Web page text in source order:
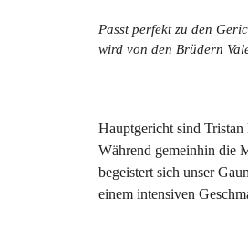
Passt perfekt zu den
wird von den Brüdern
Hauptgericht sind Tristan
Während gemeinhin die
begeistert sich unser
einem intensiven